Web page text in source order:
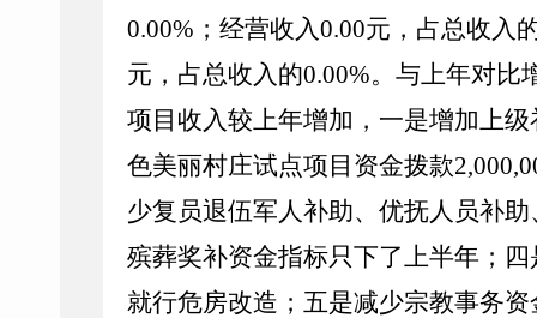
0.00% ；经营收入0.00元，占总收入
元，占总收入的0.00%。与上年对比
项目收入较上年增加，一是增加上
色美丽村庄试点项目资金拨款2,000,
少复员退伍军人补助、优抚人员补
殡葬奖补资金指标只下了上半年；
就行危房改造；五是减少宗教事务资